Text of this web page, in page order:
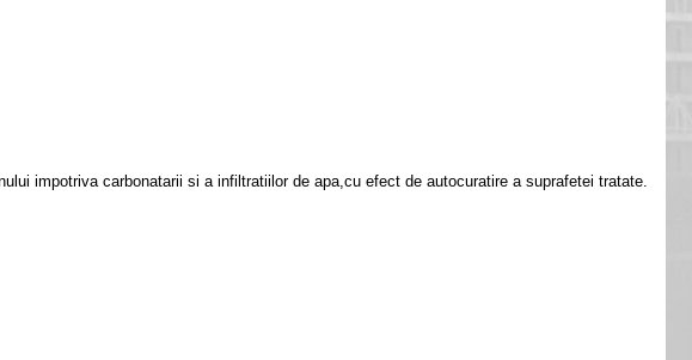
impotriva carbonatarii si a infiltratiilor de apa,cu efect de autocuratire a suprafetei tratate.